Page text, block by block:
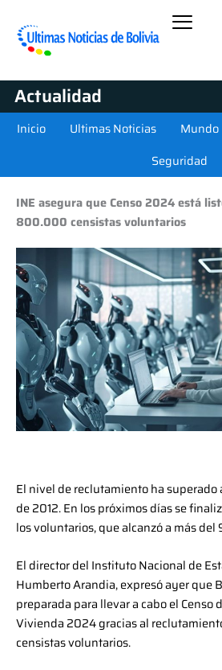
Actualidad
Inicio Ultimas Noticias Mundo
Seguridad
INE asegura que Censo 2024 está
800.000 censistas voluntarios
El nivel de reclutamiento ha superado
de 2012. En los próximos días se
los voluntarios, que alcanzó a más del
El director del Instituto Nacional de
Humberto Arandia, expresó ayer que
preparada para llevar a cabo el Censo
Vivienda 2024 gracias al
censistas voluntarios.